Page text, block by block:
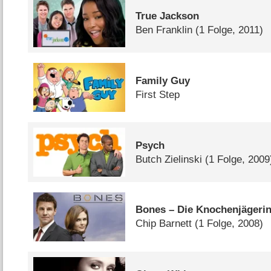
True Jackson
Ben Franklin (1 Folge, 2011)
Family Guy
First Step
Psych
Butch Zielinski (1 Folge,
Bones – Die
Chip Barnett (1 Folge, 2008)